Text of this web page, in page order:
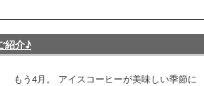
紹介♪
もう4月。 アイスコーヒーが美味しい季節に